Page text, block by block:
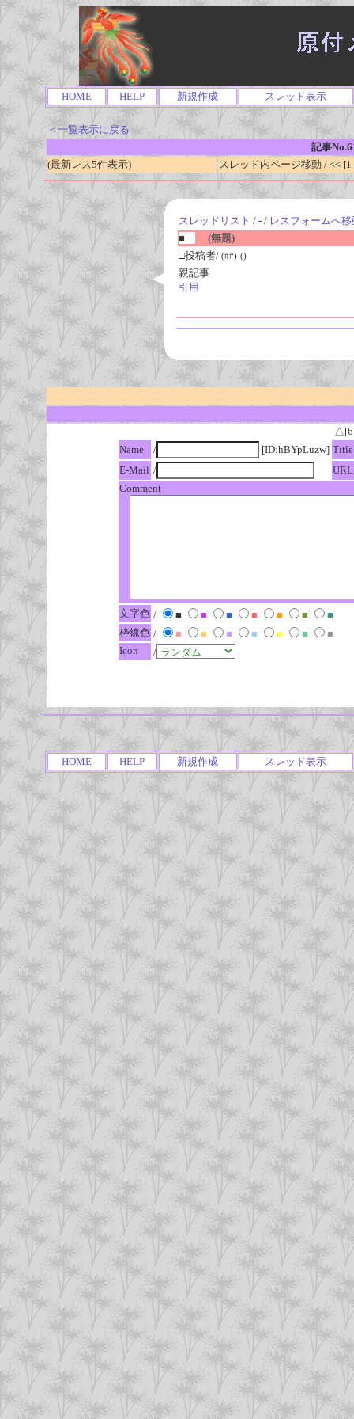
HOME HELP 新規作成 スレッド表示
＜一覧表示に戻る
記事
(最新レス5件表示)
スレッド内ページ移動 / <<
スレッドリスト / - / レスフォームへ移
■
(無題)
□投稿者/ (##)-()
親記事
引用
Name
/ [ID:hBYpLuzw] Title
E-Mail /
URL
Comment
文字色 / ■ ■ ■ ■ ■ ■
■
枠線色 / ■ ■ ■ ■ ■ ■
■
Icon
/
HOME HELP 新規作成 スレッド表示